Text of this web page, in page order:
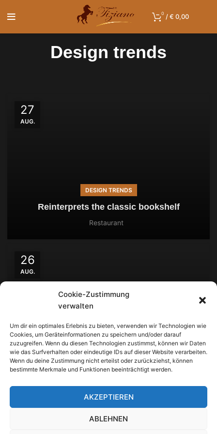
Cookie-Zustimmung
verwalten
Um dir ein optimales Erlebnis zu bieten, verwenden wir Technologien wie
Cookies, um Geräteinformationen zu speichern und/oder darauf
zuzugreifen. Wenn du diesen Technologien zustimmst, können wir Daten
wie das Surfverhalten oder eindeutige IDs auf dieser Website verarbeiten.
Wenn du deine Zustimmung nicht erteilst oder zurückziehst, können
bestimmte Merkmale und Funktionen beeinträchtigt werden.
AKZEPTIEREN
ABLEHNEN
0 /€ 0,00
Design trends
27
AUG.
DESIGN TRENDS
Reinterprets the classic bookshelf
Restaurant
26
AUG.
DESIGN TRENDS
The big design: Wall likes pictures
Restaurant